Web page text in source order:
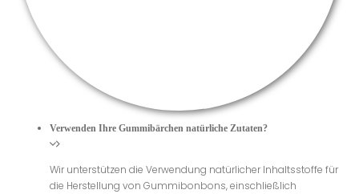
Verwenden Ihre Gummibärchen natürliche Zutaten?
Wir unterstützen die Verwendung natürlicher Inhaltsstoffe für
die Herstellung von Gummibonbons, einschließlich